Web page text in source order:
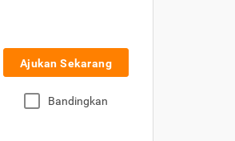
Ajukan Sekarang
Bandingkan